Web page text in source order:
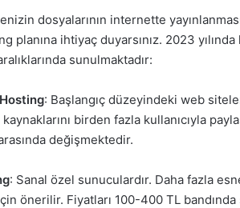
dosyalarının internette
planına ihtiyaç duyarsınız. 2023
sunulmaktadır:
: Başlangıç düzeyindeki web
birden fazla kullanıcıyla
değişmektedir.
: Sanal özel sunuculardır. Daha fazla
önerilir. Fiyatları 100-400 TL